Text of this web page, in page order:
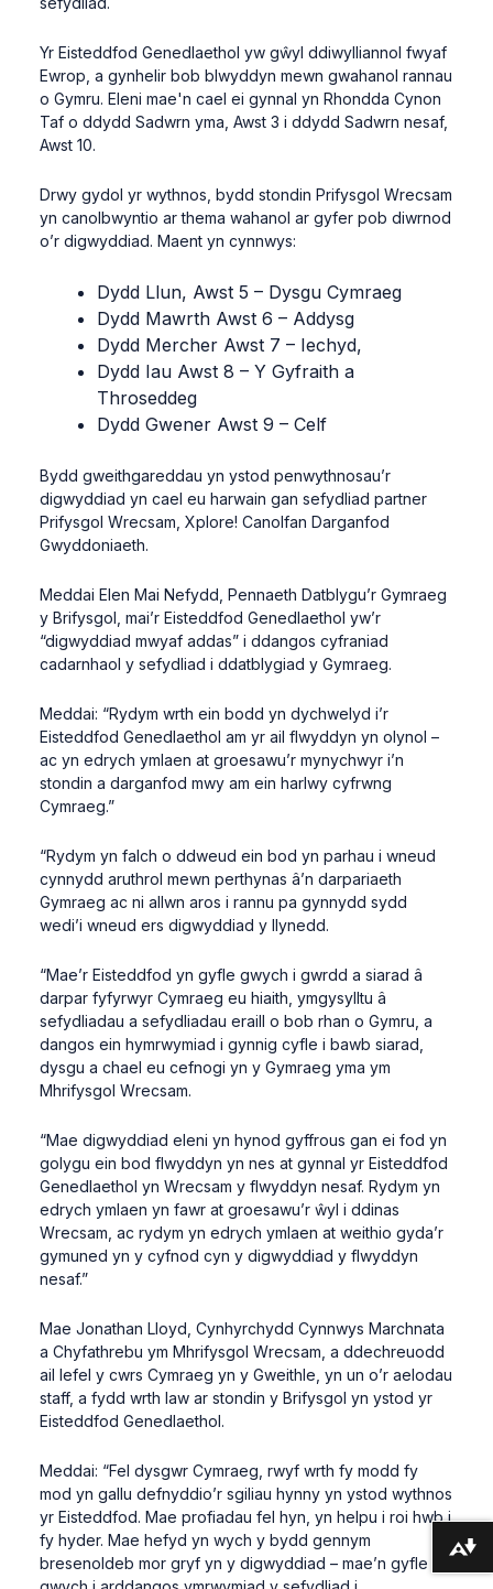
Yr Eisteddfod Genedlaethol yw gŵyl ddiwylliannol fwyaf
Ewrop, a gynhelir bob blwyddyn mewn gwahanol rannau
o Gymru. Eleni mae'n cael ei gynnal yn Rhondda Cynon
Taf o ddydd Sadwrn yma, Awst 3 i ddydd Sadwrn nesaf,
Awst 10.
Drwy gydol yr wythnos, bydd stondin Prifysgol Wrecsam
yn canolbwyntio ar thema wahanol ar gyfer pob diwrnod
o’r digwyddiad. Maent yn cynnwys:
Dydd Llun, Awst 5 – Dysgu Cymraeg
Dydd Mawrth Awst 6 – Addysg
Dydd Mercher Awst 7 – Iechyd,
Dydd Iau Awst 8 – Y Gyfraith a
Throseddeg
Dydd Gwener Awst 9 – Celf
Bydd gweithgareddau yn ystod penwythnosau’r
digwyddiad yn cael eu harwain gan sefydliad partner
Prifysgol Wrecsam, Xplore! Canolfan Darganfod
Gwyddoniaeth.
Meddai Elen Mai Nefydd, Pennaeth Datblygu’r Gymraeg
y Brifysgol, mai’r Eisteddfod Genedlaethol yw’r
“digwyddiad mwyaf addas” i ddangos cyfraniad
cadarnhaol y sefydliad i ddatblygiad y Gymraeg.
Meddai: “Rydym wrth ein bodd yn dychwelyd i’r
Eisteddfod Genedlaethol am yr ail flwyddyn yn olynol –
ac yn edrych ymlaen at groesawu’r mynychwyr i’n
stondin a darganfod mwy am ein harlwy cyfrwng
Cymraeg.”
“Rydym yn falch o ddweud ein bod yn parhau i wneud
cynnydd aruthrol mewn perthynas â’n darpariaeth
Gymraeg ac ni allwn aros i rannu pa gynnydd sydd
wedi’i wneud ers digwyddiad y llynedd.
“Mae’r Eisteddfod yn gyfle gwych i gwrdd a siarad â
darpar fyfyrwyr Cymraeg eu hiaith, ymgysylltu â
sefydliadau a sefydliadau eraill o bob rhan o Gymru, a
dangos ein hymrwymiad i gynnig cyfle i bawb siarad,
dysgu a chael eu cefnogi yn y Gymraeg yma ym
Mhrifysgol Wrecsam.
“Mae digwyddiad eleni yn hynod gyffrous gan ei fod yn
golygu ein bod flwyddyn yn nes at gynnal yr Eisteddfod
Genedlaethol yn Wrecsam y flwyddyn nesaf. Rydym yn
edrych ymlaen yn fawr at groesawu’r ŵyl i ddinas
Wrecsam, ac rydym yn edrych ymlaen at weithio gyda’r
gymuned yn y cyfnod cyn y digwyddiad y flwyddyn
nesaf.”
Mae Jonathan Lloyd, Cynhyrchydd Cynnwys Marchnata
a Chyfathrebu ym Mhrifysgol Wrecsam, a ddechreuodd
ail lefel y cwrs Cymraeg yn y Gweithle, yn un o’r aelodau
staff, a fydd wrth law ar stondin y Brifysgol yn ystod yr
Eisteddfod Genedlaethol.
Meddai: “Fel dysgwr Cymraeg, rwyf wrth fy modd fy
mod yn gallu defnyddio’r sgiliau hynny yn ystod wythnos
yr Eisteddfod. Mae profiadau fel hyn, yn helpu i roi hwb i
fy hyder. Mae hefyd yn wych y bydd gennym
bresenoldeb mor gryf yn y digwyddiad – mae’n gyfle
Lawrlwytho fformatau amgen ...